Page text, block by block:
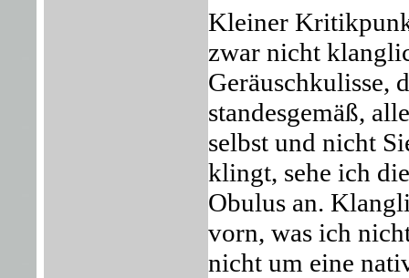
Kleiner
zwar nicht
Geräuschkulisse,
standesgemäß,
selbst und nicht
klingt, sehe ich
Obulus an.
vorn, was ich
nicht um eine